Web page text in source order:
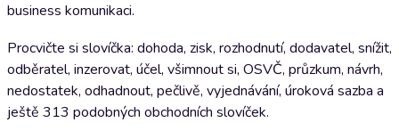
business komunikaci.
Procvičte si slovíčka: dohoda, zisk, rozhodnutí, dodavatel, snížit,
odběratel, inzerovat, účel, všimnout si, OSVČ, průzkum, návrh,
nedostatek, odhadnout, pečlivě, vyjednávání, úroková sazba a
ještě 313 podobných obchodních slovíček.